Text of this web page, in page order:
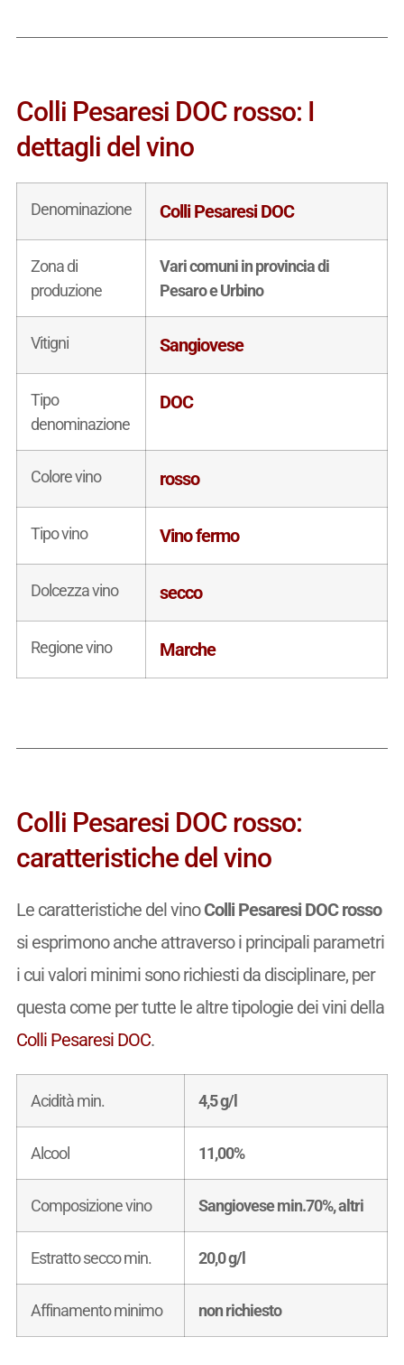
Colli Pesaresi DOC rosso: I
dettagli del vino
Denominazione Colli Pesaresi DOC
Zona di
produzione
Vari comuni in provincia di
Pesaro e Urbino
Vitigni Sangiovese
Tipo
denominazione
DOC
Colore vino rosso
Tipo vino Vino fermo
Dolcezza vino secco
Regione vino Marche
Colli Pesaresi DOC rosso:
caratteristiche del vino
Le caratteristiche del vinoColli Pesaresi DOC rosso
si esprimono anche attraverso i principali parametri
i cui valori minimi sono richiesti da disciplinare, per
questa come per tutte le altre tipologie dei vini della
Colli Pesaresi DOC.
Acidità min. 4,5 g/l
Alcool 11,00%
Composizione vino Sangiovese min.70%, altri
Estratto secco min. 20,0 g/l
Affinamento minimo non richiesto